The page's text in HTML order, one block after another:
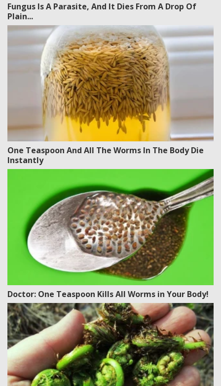
Fungus Is A Parasite, And It Dies From A Drop Of
Plain...
One Teaspoon And All The Worms In The Body Die
Instantly
Doctor: One Teaspoon Kills All Worms in Your Body!